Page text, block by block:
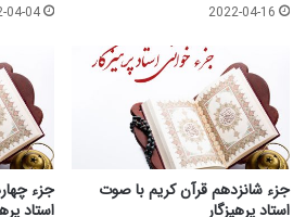
2022-04-16
04-04
جزء شانزدهم قرآن کریم با صوت
استاد پرهیزگار
جزء
استاد